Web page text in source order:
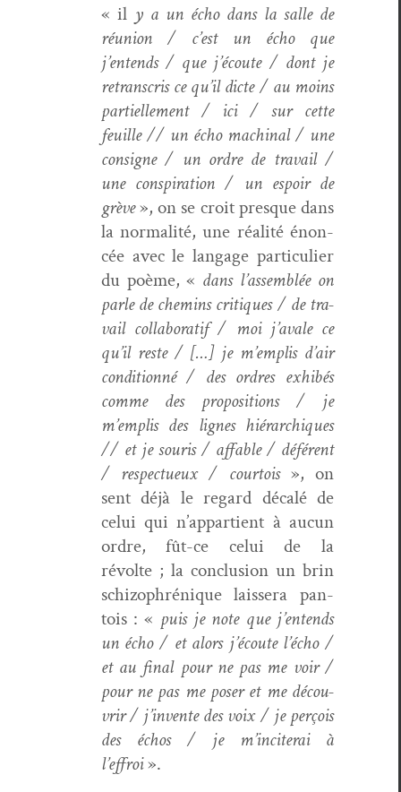
« il y a un écho dans la salle de
réu­nion / c’est un écho que
j’entends / que j’écoute / dont je
retran­scris ce qu’il dicte / au moins
par­tielle­ment / ici / sur cette
feuille // un écho machi­nal / une
con­signe / un ordre de tra­vail /
une con­spir­a­tion / un espoir de
grève», on se croit presque dans
la nor­mal­ité, une réal­ité énon­
cée avec le lan­gage par­ti­c­uli­er
du poème, « dans l’assemblée on
par­le de chemins cri­tiques / de tra­
vail col­lab­o­ratif / moi j’avale ce
qu’il reste / […] je m’emplis d’air
con­di­tion­né / des ordres exhibés
comme des propo­si­tions / je
m’emplis des lignes hiérar­chiques
// et je souris / affa­ble / déférent
/ respectueux / cour­tois», on
sent déjà le regard décalé de
celui qui n’appartient à aucun
ordre, fût-ce celui de la
révolte ; la con­clu­sion un brin
schiz­o­phrénique lais­sera pan­
tois : « puis je note que j’entends
un écho / et alors j’écoute l’écho /
et au final pour ne pas me voir /
pour ne pas me pos­er et me décou­
vrir / j’invente des voix / je perçois
des échos / je m’inciterai à
l’effroi».